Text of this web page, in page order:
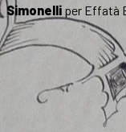
Simonelli per Effatà